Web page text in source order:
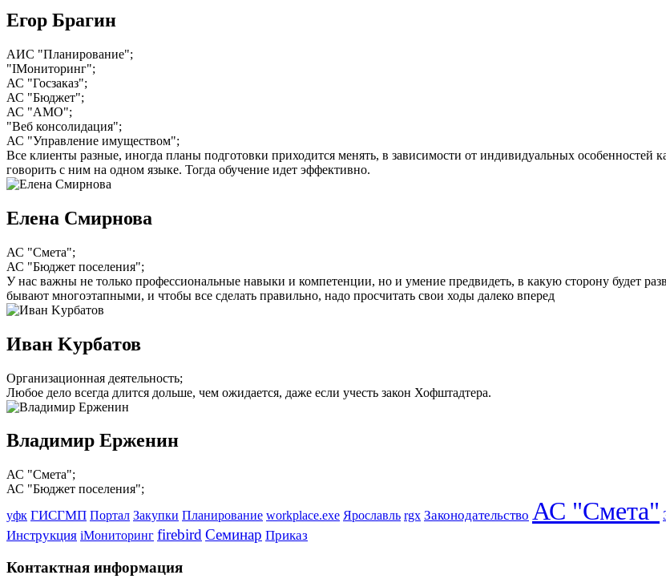
Егор Брагин
АИС "Планирование";
"IМониторинг";
АС "Госзаказ";
АС "Бюджет";
АС "АМО";
"Веб консолидация";
АС "Управление имуществом";
Все клиенты разные, иногда планы подготовки приходится менять, в зависимости от индивидуальных особенностей
говорить с ним на одном языке. Тогда обучение идет эффективно.
Елена Смирнова
АС "Смета";
АС "Бюджет поселения";
У нас важны не только профессиональные навыки и компетенции, но и умение предвидеть, в какую сторону будет
бывают многоэтапными, и чтобы все сделать правильно, надо просчитать свои ходы далеко вперед
Иван Kурбaтов
Организационная деятельность;
Любое дело всегда длится дольше, чем ожидается, даже если учесть закон Хофштадтера.
Владимир Ерженин
АС "Смета";
АС "Бюджет поселения";
уфк ГИСГМП Портал Закупки Планирование workplace.exe Ярославль rgx Законодательство АС "Смета"
Инструкция iМониторинг firebirdСеминар Приказ
Контактная информация